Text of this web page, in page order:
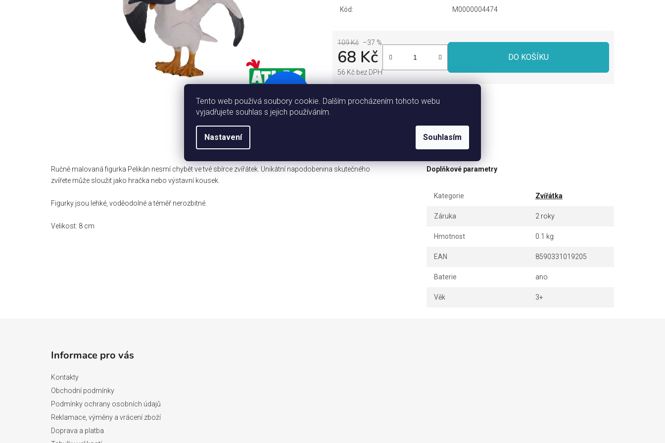
Tento web používá soubory cookie. Dalším procházením tohoto webu
vyjadřujete souhlas s jejich používáním.
Nastavení Souhlasím
Kód: M0000004474
109 Kč –37 %
68 Kč
56 Kč bez DPH
Měrná cena:
DO KOŠÍKU
Tisk Zeptat se
–37 %
Ručně malovaná figurka Pelikán nesmí chybět ve tvé sbírce zvířátek. Unikátní napodobenina skutečného
zvířete může sloužit jako hračka nebo výstavní kousek.
Figurky jsou lehké, voděodolné a téměř nerozbitné.
Velikost: 8 cm
Doplňkové parametry
Kategorie Zvířátka
Záruka 2 roky
Hmotnost 0.1 kg
EAN 8590331019205
Baterie ano
Věk 3+
Informace pro vás
Kontakty
Obchodní podmínky
Podmínky ochrany osobních údajů
Reklamace, výměny a vrácení zboží
Doprava a platba